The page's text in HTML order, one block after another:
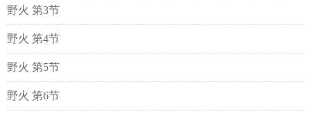
野火 第3节
野火 第4节
野火 第5节
野火 第6节